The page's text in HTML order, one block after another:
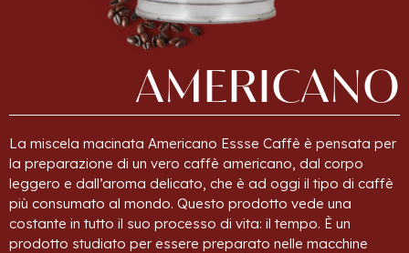
AMERICANO
La miscela macinata Americano Essse Caffè è pensata per
la preparazione di un vero caffè americano, dal corpo
leggero e dall’aroma delicato, che è ad oggi il tipo di caffè
più consumato al mondo. Questo prodotto vede una
costante in tutto il suo processo di vita: il tempo. È un
prodotto studiato per essere preparato nelle macchine